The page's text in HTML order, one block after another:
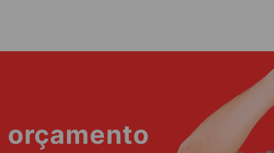
orçamento